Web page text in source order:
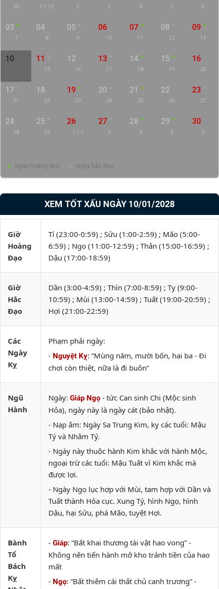
30 1 / 12 2 3 4 5 6
03
7
04
8
05
9
06
10
07
11
08
12
09
13
10 11
15
12
16
13
17
14
18
15
19
16
20
17
21
18
22
19
23
20
24
21
25
22
26
23
27
24
28
25
29
26
1 / 1
27
2
28
3
29
4
30
5
Ngày hoàng đạo Ngày hắc đạo
XEM TỐT XẤU NGÀY 10/01/2028
Giờ
Hoàng
Đạo
Tí (23:00-0:59) ; Sửu (1:00-2:59) ; Mão (5:00-
6:59) ; Ngọ (11:00-12:59) ; Thân (15:00-16:59) ;
Dậu (17:00-18:59)
Giờ
Hắc
Đạo
Dần (3:00-4:59) ; Thìn (7:00-8:59) ; Tỵ (9:00-
10:59) ; Mùi (13:00-14:59) ; Tuất (19:00-20:59) ;
Hợi (21:00-22:59)
Các
Ngày
Kỵ
Phạm phải ngày:
- Nguyệt Kỵ: “Mùng năm, mười bốn, hai ba - Đi
chơi còn thiệt, nữa là đi buôn”
Ngũ
Hành
Ngày: Giáp Ngọ - tức Can sinh Chi (Mộc sinh
Hỏa), ngày này là ngày cát (bảo nhật).
- Nạp âm: Ngày Sa Trung Kim, kỵ các tuổi: Mậu
Tý và Nhâm Tý.
- Ngày này thuộc hành Kim khắc với hành Mộc,
ngoại trừ các tuổi: Mậu Tuất vì Kim khắc mà
được lợi.
- Ngày Ngọ lục hợp với Mùi, tam hợp với Dần và
Tuất thành Hỏa cục. Xung Tý, hình Ngọ, hình
Dậu, hại Sửu, phá Mão, tuyệt Hợi.
Bành
Tổ
Bách
Kỵ
- Giáp: “Bất khai thương tài vật hao vong” -
Không nên tiến hành mở kho tránh tiền của hao
mất
- Ngọ: “Bất thiêm cái thất chủ canh trương” -